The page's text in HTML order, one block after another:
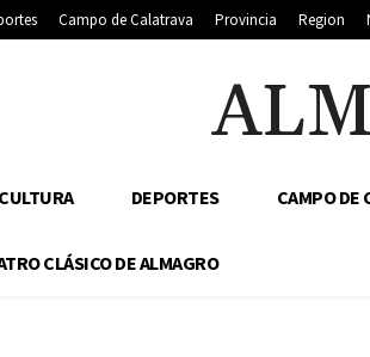
Campo de Calatrava Provincia Region
CULTURA DEPORTES CAMPO DE
CLÁSICO DE ALMAGRO